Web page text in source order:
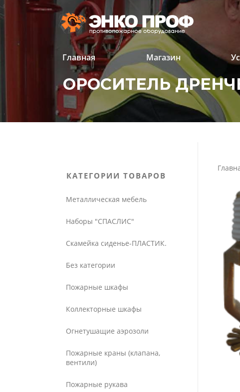
Перейти
к
Главная Магазин
ОРОСИТЕЛЬ
'
КАТЕГОРИИ ТОВАРОВ
Металлическая мебель
Наборы "СПАСЛИС"
Скамейка сиденье-ПЛАСТИК.
Без категории
Пожарные шкафы
Коллекторные шкафы
Огнетушащие аэрозоли
Пожарные краны (клапана,
вентили)
Пожарные рукава